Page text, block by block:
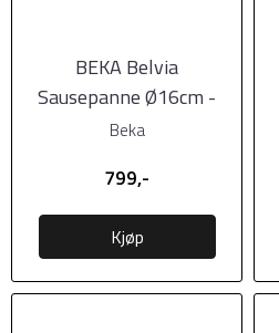
BEKA Belvia
Sausepanne Ø16cm -
1,5L
Beka
799,-
Kjøp